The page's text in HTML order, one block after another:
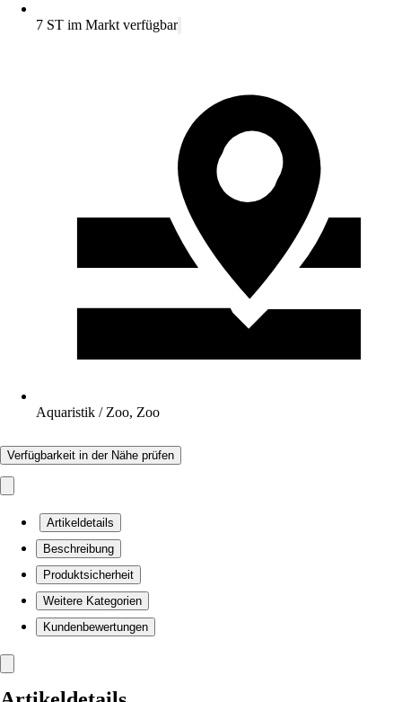
7 ST im Markt verfügbar
Aquaristik / Zoo, Zoo
Verfügbarkeit in der Nähe prüfen
Artikeldetails
Beschreibung
Produktsicherheit
Weitere Kategorien
Kundenbewertungen